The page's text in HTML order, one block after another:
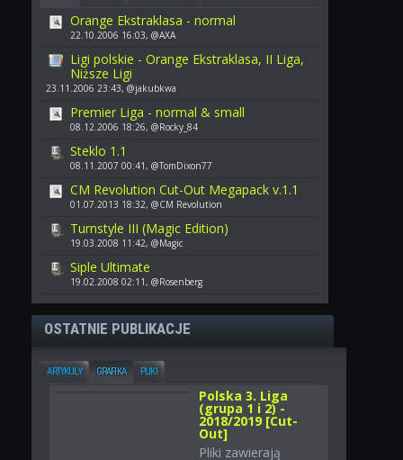
Orange Ekstraklasa - normal
22.10.2006 16:03, @AXA
Ligi polskie - Orange Ekstraklasa, II Liga,
Niższe Ligi
23.11.2006 23:43, @jakubkwa
Premier Liga - normal & small
08.12.2006 18:26, @Rocky_84
Steklo 1.1
08.11.2007 00:41, @TomDixon77
CM Revolution Cut-Out Megapack v.1.1
01.07.2013 18:32, @CM Revolution
Turnstyle III (Magic Edition)
19.03.2008 11:42, @Magic
Siple Ultimate
19.02.2008 02:11, @Rosenberg
OSTATNIE PUBLIKACJE
ARTYKUŁY GRAFIKA PLIKI
Polska 3. Liga
(grupa 1 i 2) -
2018/2019 [Cut-
Out]
Pliki zawierają